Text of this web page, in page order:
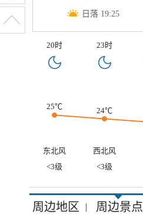
日落 19:25
20时 23时
25℃ 24℃
东北风 西北风
<3级
<3级
周边地区 | 周边景点